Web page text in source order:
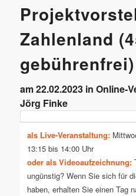
Zahlenland
gebührenfrei)
am 22.02.2023 in Online-
Jörg Finke
als Live-Veranstaltung:
13:15 bis 14:00 Uhr
oder als Videoaufzeichnung:
ungünstig? Wenn Sie sich für
haben, erhalten Sie einen Tag